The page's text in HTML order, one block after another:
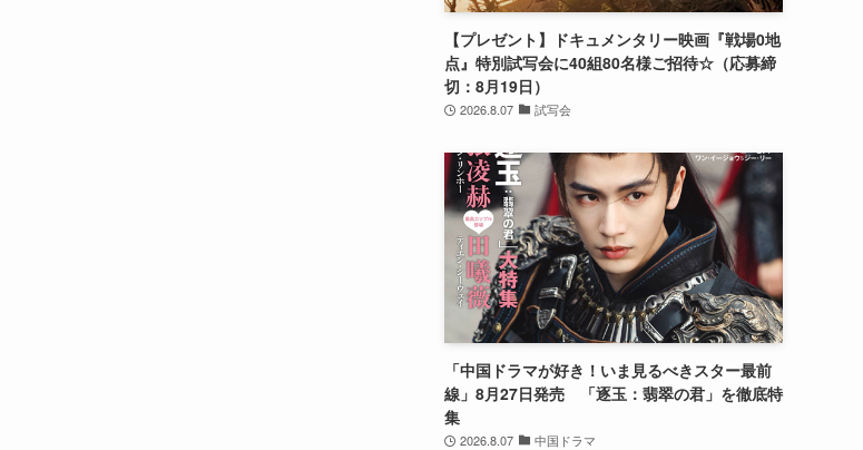
【プレゼント】ドキュメンタリー映画『戦場0地
点』特別試写会に40組80名様ご招待☆（応募締
切：8月19日）
2026.8.07 試写会
「中国ドラマが好き！いま見るべきスター最前
線」8月27日発売 「逐玉：翡翠の君」を徹底特
集
2026.8.07 中国ドラマ